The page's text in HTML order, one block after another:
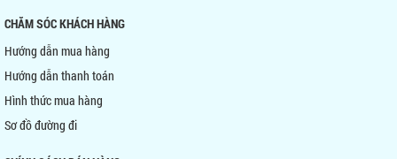
CHĂM SÓC KHÁCH HÀNG
Hướng dẫn mua hàng
Hướng dẫn thanh toán
Hình thức mua hàng
Sơ đồ đường đi